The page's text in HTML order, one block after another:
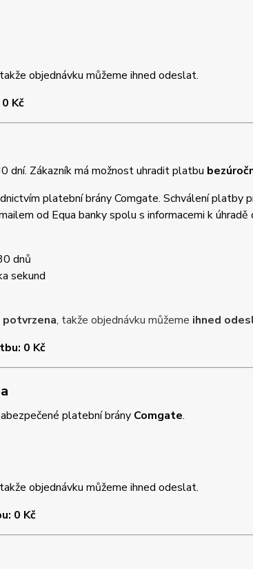
objednávku můžeme ihned odeslat.
Kč
dní. Zákazník má možnost uhradit platbu
platební brány Comgate. Schválení platby
od Equa banky spolu s informacemi k
dnů
sekund
, takže objednávku můžeme ihned
0 Kč
platební brány Comgate.
objednávku můžeme ihned odeslat.
0 Kč